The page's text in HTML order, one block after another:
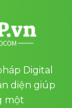
Digital
diện giúp
một